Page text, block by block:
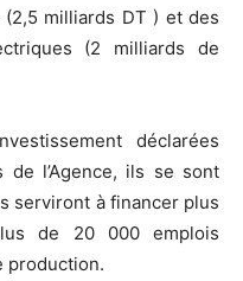
milliards DT ) et des
(2 milliards de
déclarées
l’Agence, ils se sont
serviront à financer plus
de 20 000 emplois
production.